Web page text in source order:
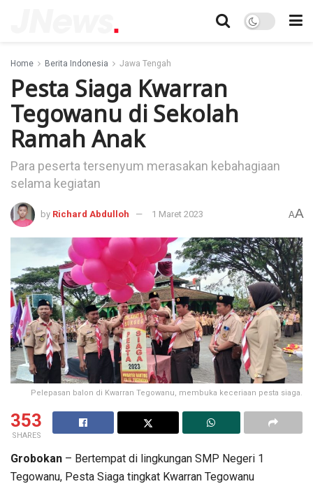
Home Berita Indonesia Jawa Tengah
Pesta Siaga Kwarran
Tegowanu di Sekolah
Ramah Anak
Para peserta tersenyum merasakan kebahagiaan
selama kegiatan
by Richard Abdulloh 1 Maret 2023 AA
Pelepasan balon di Kwarran Tegowanu, membuka keceriaan pesta siaga.
353
SHARES
Grobokan – Bertempat di lingkungan SMP Negeri 1
Tegowanu, Pesta Siaga tingkat Kwarran Tegowanu